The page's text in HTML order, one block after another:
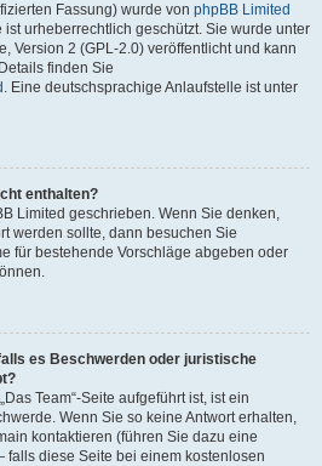
Fassung) wurde von phpBB Limited
urheberrechtlich geschützt. Sie wurde unter
Version 2 (GPL-2.0) veröffentlicht und kann
finden Sie
. Eine deutschsprachige Anlaufstelle ist unter
enthalten?
Limited geschrieben. Wenn Sie denken,
werden sollte, dann besuchen Sie
für bestehende Vorschläge abgeben oder
es Beschwerden oder juristische
Team“-Seite aufgeführt ist, ist ein
Wenn Sie so keine Antwort erhalten,
kontaktieren (führen Sie dazu eine
diese Seite bei einem kostenlosen